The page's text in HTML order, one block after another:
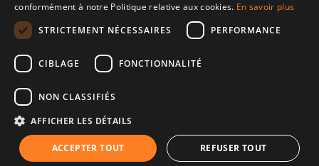
© Copyright 2024 INOV é uma corretora de seguros dedicada a
expatriados vivendo em Espanha e Portugal. Aproveite os melhores
seguros de saúde, automóvel, residência, vida, RC, viagens,
negócios... em Espanha e Portugal. Nós sempre te atendemos em
teu idioma. | Política de privacidad
SPANISH
conformément à notre Politique relative aux cookies. En savoir plus
STRICTEMENT NÉCESSAIRES
PERFORMANCE
CIBLAGE FONCTIONNALITÉ
NON CLASSIFIÉS
AFFICHER LES DÉTAILS
ACCEPTER TOUT REFUSER TOUT